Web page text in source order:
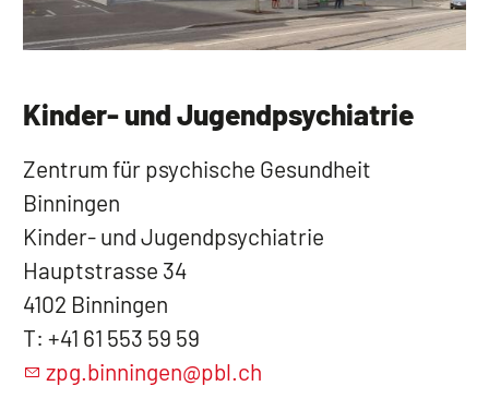
Kinder- und Jugendpsychiatrie
Zentrum für psychische Gesundheit
Binningen
Kinder- und Jugendpsychiatrie
Hauptstrasse 34
4102 Binningen
T: +41 61 553 59 59
zpg.binningen@pbl.ch